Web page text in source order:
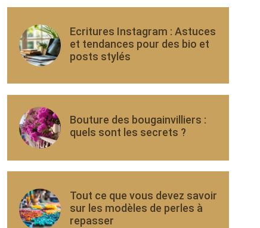
Ecritures Instagram : Astuces
et tendances pour des bio et
posts stylés
Bouture des bougainvilliers :
quels sont les secrets ?
Tout ce que vous devez savoir
sur les modèles de perles à
repasser